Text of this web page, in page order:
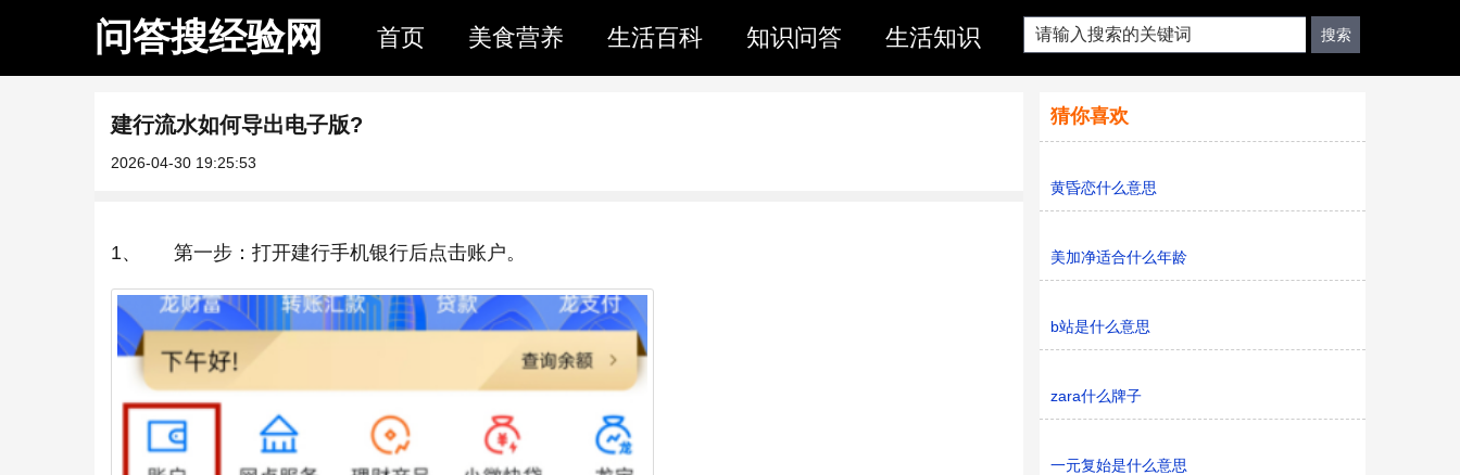
问答搜经验网 首页 美食营养 生活百科 知识问答 生活知识
建行流水如何导出电子版?
2026-04-30 19:25:53
1、 第一步：打开建行手机银行后点击账户。
猜你喜欢
黄昏恋什么意思
美加净适合什么年龄
b站是什么意思
zara什么牌子
一元复始是什么意思